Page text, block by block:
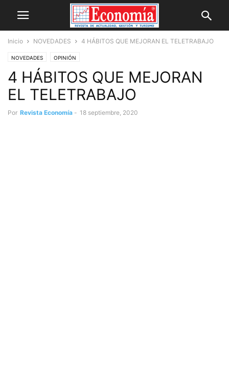
Inicio NOVEDADES 4 HÁBITOS QUE MEJORAN EL TELETRABAJO
NOVEDADES OPINIÓN
4 HÁBITOS QUE MEJORAN
EL TELETRABAJO
Por Revista Economía - 18 septiembre, 2020